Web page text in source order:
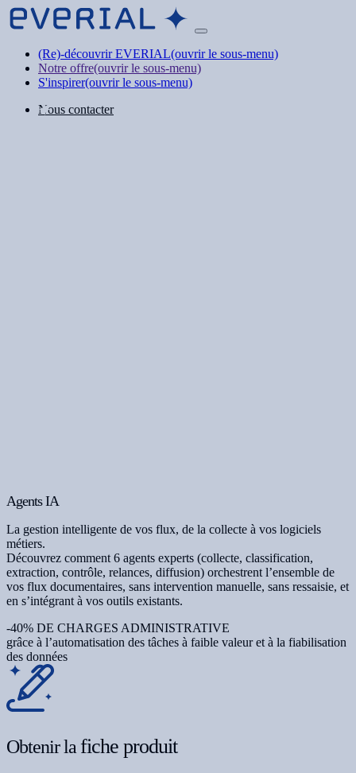
(Re)-découvrir EVERIAL(ouvrir le sous-menu)
Notre offre(ouvrir le sous-menu)
S'inspirer(ouvrir le sous-menu)
Nous contacter
Agents IA
La gestion intelligente de vos flux, de la collecte à vos logiciels
métiers.
Découvrez comment 6 agents experts (collecte, classification,
extraction, contrôle, relances, diffusion) orchestrent l’ensemble de
vos flux documentaires, sans intervention manuelle, sans ressaisie, et
en s’intégrant à vos outils existants.
-40% DE CHARGES ADMINISTRATIVE
grâce à l’automatisation des tâches à faible valeur et à la fiabilisation
des données
Obtenir la fiche produit